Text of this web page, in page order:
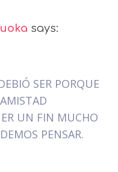
says:
SER PORQUE
UN FIN MUCHO
PENSAR.